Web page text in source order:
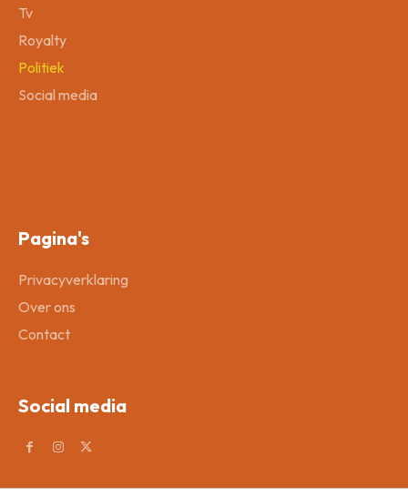
Tv
Royalty
Politiek
Social media
Pagina's
Privacyverklaring
Over ons
Contact
Social media